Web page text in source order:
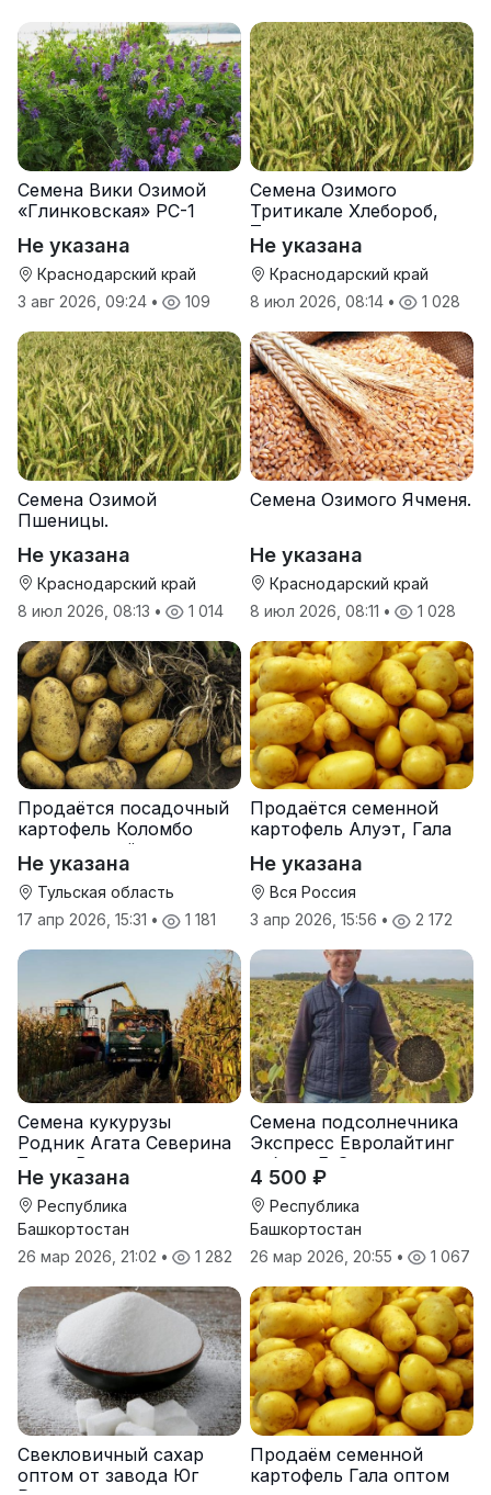
Семена Вики Озимой
«Глинковская» РС-1
Не указана
Краснодарский край
3 авг 2026, 09:24 • 109
Семена Озимого
Тритикале Хлебороб,
Тихон
Не указана
Краснодарский край
8 июл 2026, 08:14 • 1 028
Семена Озимой
Пшеницы.
Не указана
Краснодарский край
8 июл 2026, 08:13 • 1 014
Семена Озимого Ячменя.
Не указана
Краснодарский край
8 июл 2026, 08:11 • 1 028
Продаётся посадочный
картофель Коломбо
оптом от трёх тонн
Не указана
Тульская область
17 апр 2026, 15:31 • 1 181
Продаётся семенной
картофель Алуэт, Гала
Не указана
Вся Россия
3 апр 2026, 15:56 • 2 172
Семена кукурузы
Родник Агата Северина
Берта Вилора
Прохладненский Дарина
Росс Машук Катерина
Не указана
Республика
Башкортостан
26 мар 2026, 21:02 • 1 282
Семена подсолнечника
Экспресс Евролайтинг
гибрид F-G+
4 500 ₽
Республика
Башкортостан
26 мар 2026, 20:55 • 1 067
Свекловичный сахар
оптом от завода Юг
Продаём семенной
картофель Гала оптом